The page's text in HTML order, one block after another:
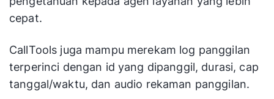
cepat.
CallTools juga mampu merekam log panggilan
terperinci dengan id yang dipanggil, durasi, cap
tanggal/waktu, dan audio rekaman panggilan.